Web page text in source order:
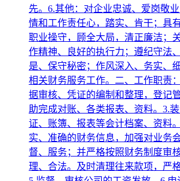
先。6.其他：对企业忠诚、爱岗敬
情和工作责任心，踏实、肯干；具
职业操守，顾全大局，清正廉洁；
作精神、良好的执行力；遵纪守法
是、保守秘密；作风深入、务实、
相关财务服务工作。二、工作职责
据审核、凭证的编制和整理，登记
助完成对账、各类报表、资料。3.
证、账簿、报表等会计档案、资料
实、准确的财务信息，加强对业务
督、服务；并严格按照财务制度审
理、合法。及时清理往来款项，严